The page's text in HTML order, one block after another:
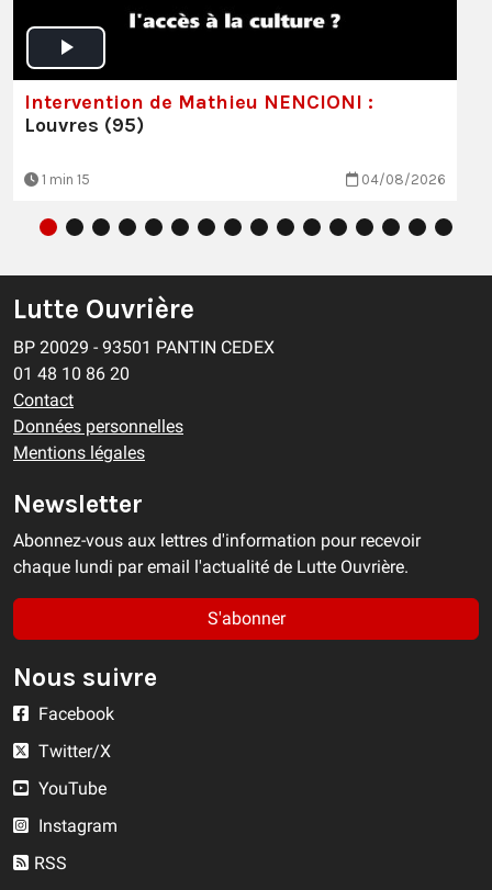
Intervention de Mathieu NENCIONI :
Louvres (95)
1 min 15 04/08/2026
Lutte Ouvrière
BP 20029 - 93501 PANTIN CEDEX
01 48 10 86 20
Contact
Données personnelles
Mentions légales
Newsletter
Abonnez-vous aux lettres d'information pour recevoir
chaque lundi par email l'actualité de Lutte Ouvrière.
S'abonner
Nous suivre
Facebook
Twitter/X
YouTube
Instagram
RSS